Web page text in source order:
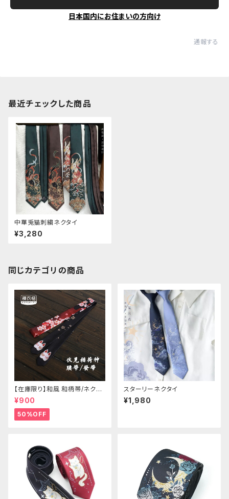
日本国内にお住まいの方向け
通報する
最近チェックした商品
中華兎猫刺繍ネクタイ
¥3,280
同じカテゴリの商品
【在庫限り】和風 和柄帯/ネクタ
イ/リボン（狐面/金魚
¥900
50%OFF
スターリーネクタイ
¥1,980